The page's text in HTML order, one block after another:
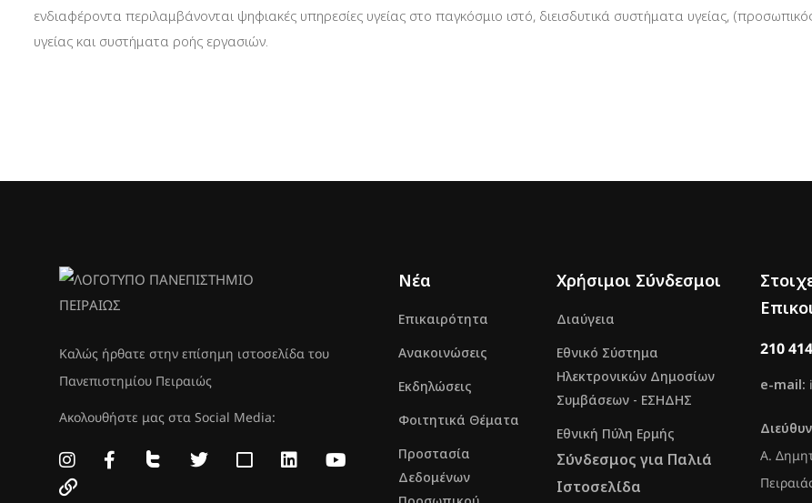
ενδιαφέροντα περιλαμβάνονται ψηφιακές υπηρεσίες υγείας στο παγκόσμιο ιστό, διεισδυτικά συστήματα υγείας,
υγείας και συστήματα ροής εργασιών.
Καλώς ήρθατε στην επίσημη ιστοσελίδα του
Πανεπιστημίου Πειραιώς
Ακολουθήστε μας στα Social Media:
Νέα
Επικαιρότητα
Ανακοινώσεις
Εκδηλώσεις
Φοιτητικά Θέματα
Προστασία
Δεδομένων
Χρήσιμοι Σύνδεσμοι
Διαύγεια
Εθνικό Σύστημα
Ηλεκτρονικών Δημοσίων
Συμβάσεων - ΕΣΗΔΗΣ
Εθνική Πύλη Ερμής
Σύνδεσμος για Παλιά
Ιστοσελίδα
210
e-mail:
Α.